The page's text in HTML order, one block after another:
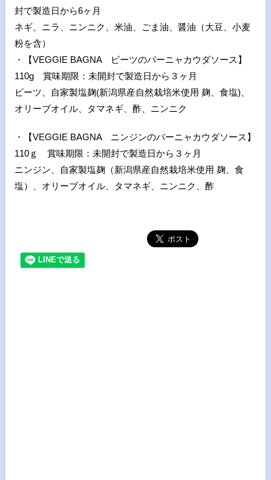
封で製造日から6ヶ月
ネギ、ニラ、ニンニク、米油、ごま油、醤油（大豆、小麦
粉を含）
・【VEGGIE BAGNAビーツのバーニャカウダソース】
110g賞味期限：未開封で製造日から３ヶ月
ビーツ、⾃家製塩麹(新潟県産⾃然栽培⽶使⽤ 麹、⾷塩)
オリーブオイル、タマネギ、酢、ニンニク
・【VEGGIE BAGNAニンジンのバーニャカウダソース】
110ｇ 賞味期限：未開封で製造日から３ヶ月
ニンジン、自家製塩麹（新潟県産自然栽培米使用 麹、食
塩）、オリーブオイル、タマネギ、ニンニク、酢